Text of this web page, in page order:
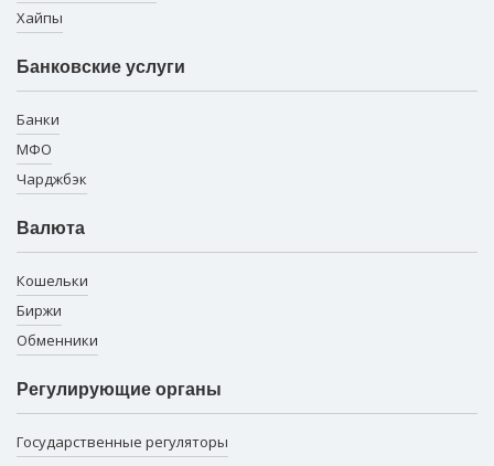
Хайпы
Банковские услуги
Банки
МФО
Чарджбэк
Валюта
Кошельки
Биржи
Обменники
Регулирующие органы
Государственные регуляторы